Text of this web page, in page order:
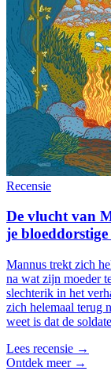
Recensie
De vlucht van
je
Mannus trekt zich
na wat zijn moeder
slechterik in het
zich helemaal terug
weet is dat de
Lees recensie →
Ontdek meer →